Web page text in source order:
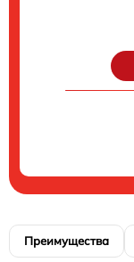
Преимущества